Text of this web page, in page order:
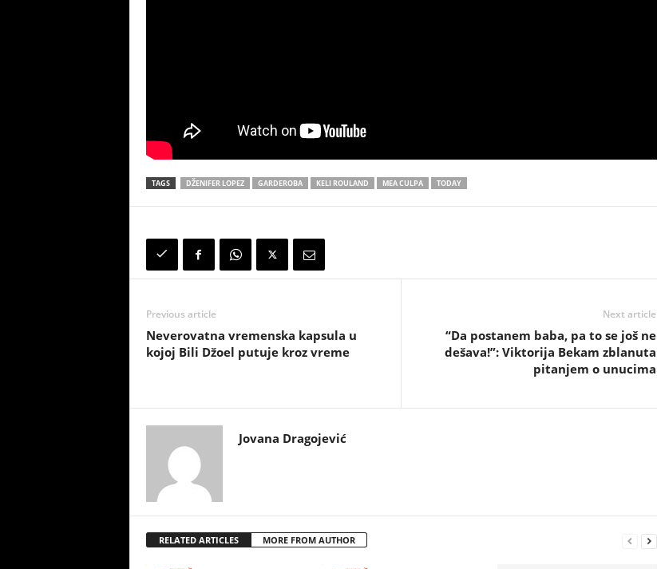
TAGS DŽENIFER LOPEZ GARDEROBA KELI ROULAND MEA CULPA TODAY
Previous article
Neverovatna vremenska kapsula u
kojoj Bili Džoel putuje kroz vreme
Next article
“Da postanem baba, pa to se još ne
dešava!”: Viktorija Bekam zblanuta
pitanjem o unucima
Jovana Dragojević
RELATED ARTICLES MORE FROM AUTHOR